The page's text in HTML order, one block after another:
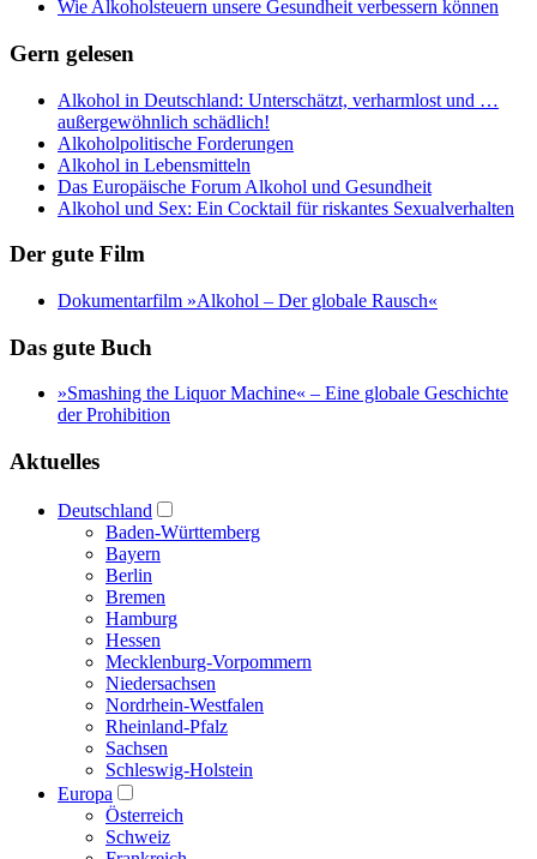
Wie Alkoholsteuern unsere Gesundheit verbessern können
Gern gelesen
Alkohol in Deutschland: Unterschätzt, verharmlost und …
außergewöhnlich schädlich!
Alkoholpolitische Forderungen
Alkohol in Lebensmitteln
Das Europäische Forum Alkohol und Gesundheit
Alkohol und Sex: Ein Cocktail für riskantes Sexualverhalten
Der gute Film
Dokumentarfilm »Alkohol – Der globale Rausch«
Das gute Buch
»Smashing the Liquor Machine« ‒ Eine globale Geschichte
der Prohibition
Aktuelles
Deutschland
Baden-Württemberg
Bayern
Berlin
Bremen
Hamburg
Hessen
Mecklenburg-Vorpommern
Niedersachsen
Nordrhein-Westfalen
Rheinland-Pfalz
Sachsen
Schleswig-Holstein
Europa
Österreich
Schweiz